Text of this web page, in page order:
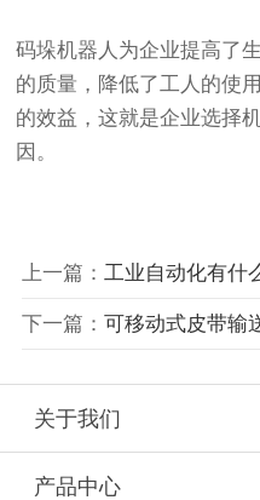
码垛机器人为企业提高了
的质量，降低了工人的使
的效益，这就是企业选择
因。
上一篇： 工业自动化有什
下一篇： 可移动式皮带输
关于我们
产品中心